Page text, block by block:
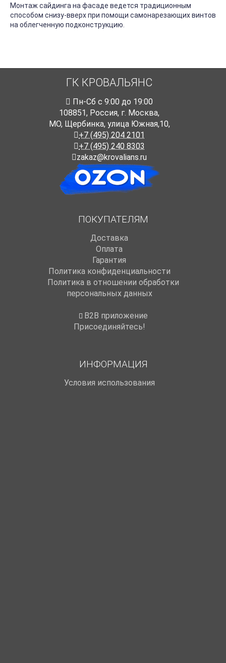
Монтаж сайдинга на фасаде ведется традиционным
способом снизу-вверх при помощи самонарезающих винтов
на облегченную подконструкцию.
ГК КРОВАЛЬЯНС
Пн-Cб с 9:00 до 19:00
108851, Россия, г. Москва,
МО, Щербинка, улица Южная,10,
+7 (495) 204 2101
+7 (495) 240 8303
zakaz@krovalians.ru
ПОКУПАТЕЛЯМ
Доставка
Оплата
Гарантия
Политика конфиденциальности
Политика в отношении обработки
персональных данных
B2B приложение
Присоединяйтесь!
ИНФОРМАЦИЯ
Условия использования